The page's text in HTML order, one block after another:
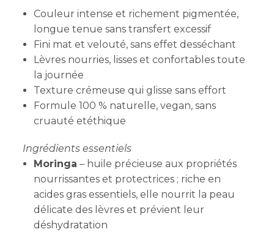
Couleur intense et richement pigmentée,
longue tenue sans transfert excessif
Fini mat et velouté, sans effet desséchant
Lèvres nourries, lisses et confortables toute
la journée
Texture crémeuse qui glisse sans effort
Formule 100 % naturelle, vegan, sans
cruauté etéthique
Ingrédients essentiels
Moringa – huile précieuse aux propriétés
nourrissantes et protectrices ; riche en
acides gras essentiels, elle nourrit la peau
délicate des lèvres et prévient leur
déshydratation